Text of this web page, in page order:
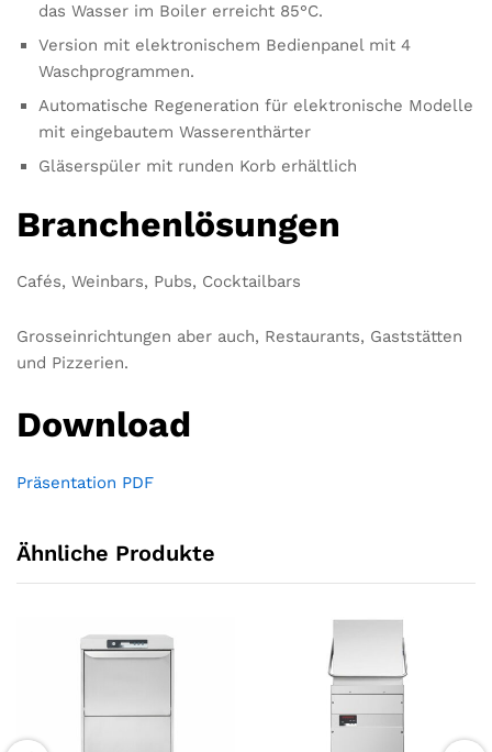
das Wasser im Boiler erreicht 85°C.
Version mit elektronischem Bedienpanel mit 4
Waschprogrammen.
Automatische Regeneration für elektronische Modelle
mit eingebautem Wasserenthärter
Gläserspüler mit runden Korb erhältlich
Branchenlösungen
Cafés, Weinbars, Pubs, Cocktailbars
Grosseinrichtungen aber auch, Restaurants, Gaststätten
und Pizzerien.
Download
Präsentation PDF
Ähnliche Produkte